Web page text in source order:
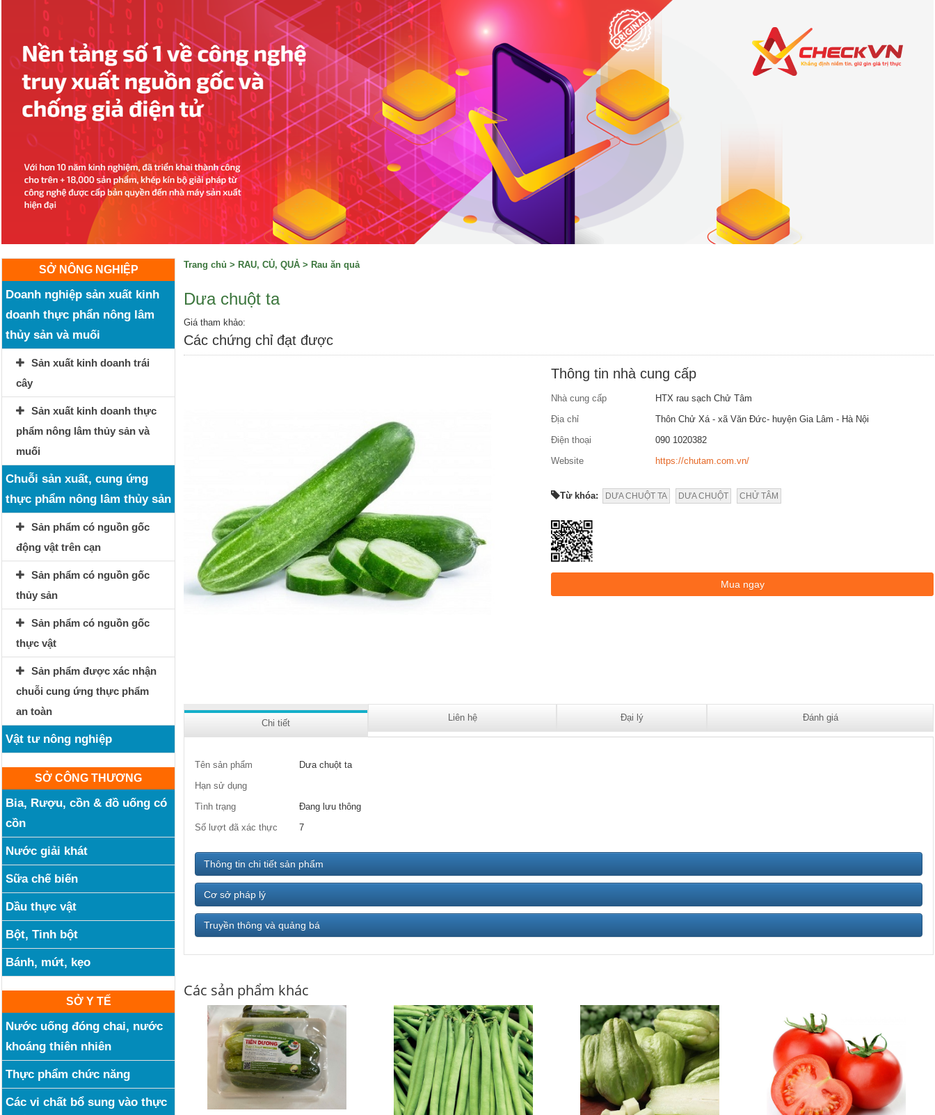
SỞ NÔNG NGHIỆP
Doanh nghiệp sản xuất kinh
doanh thực phẩn nông lâm
thủy sản và muối
Sản xuất kinh doanh trái
cây
Sản xuất kinh doanh thực
phẩm nông lâm thủy sản và
muối
Chuỗi sản xuất, cung ứng
thực phẩm nông lâm thủy sản
Sản phẩm có nguồn gốc
động vật trên cạn
Sản phẩm có nguồn gốc
thủy sản
Sản phẩm có nguồn gốc
thực vật
Sản phẩm được xác nhận
chuỗi cung ứng thực phẩm
an toàn
Vật tư nông nghiệp
SỞ CÔNG THƯƠNG
Bia, Rượu, cồn & đồ uống có
cồn
Nước giải khát
Sữa chế biến
Dầu thực vật
Bột, Tinh bột
Bánh, mứt, kẹo
SỞ Y TẾ
Nước uống đóng chai, nước
khoáng thiên nhiên
Thực phẩm chức năng
Các vi chất bổ sung vào thực
Trang chủ > RAU, CỦ, QUẢ > Rau ăn quả
Dưa chuột ta
Giá tham khảo:
Các chứng chỉ đạt được
Thông tin nhà cung cấp
Nhà cung cấp
HTX rau sạch Chử Tâm
Địa chỉ
Thôn Chử Xá - xã Văn Đức- huyện Gia Lâm - Hà Nội
Điện thoại
090 1020382
Website
https://chutam.com.vn/
Từ khóa: DƯA CHUỘT TA DƯA CHUỘT CHỬ TÂM
Chi tiết
Liên hệ Đại lý Đánh giá
Tên sản phẩm
Dưa chuột ta
Hạn sử dụng
Tình trạng
Đang lưu thông
Số lượt đã xác thực
7
Thông tin chi tiết sản phẩm
Cơ sở pháp lý
Truyền thông và quảng bá
Các sản phẩm khác